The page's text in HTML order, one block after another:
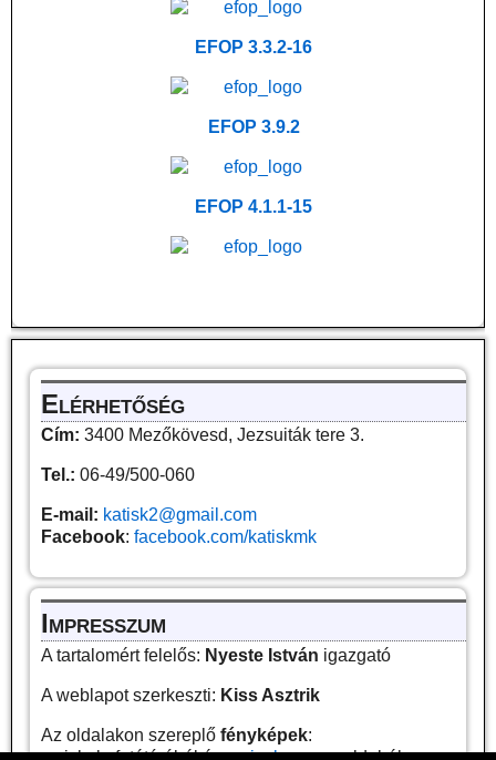
EFOP 3.3.2-16
EFOP 3.9.2
EFOP 4.1.1-15
Elérhetőség
Cím: 3400 Mezőkövesd, Jezsuiták tere 3.
Tel.: 06-49/500-060
E-mail: katisk2@gmail.com
Facebook: facebook.com/katiskmk
Impresszum
A tartalomért felelős: Nyeste István igazgató
A weblapot szerkeszti: Kiss Asztrik
Az oldalakon szereplő fényképek: